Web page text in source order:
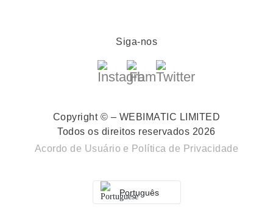
Siga-nos
Copyright © – WEBIMATIC LIMITED
Todos os direitos reservados 2026
Acordo de Usuário e Política de Privacidade
Português